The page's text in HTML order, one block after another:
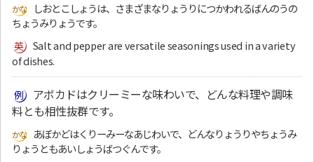
しおとこしょうは、さまざまなりょうりにつかわれるばんのうの
ちょうみりょうです。
Salt and pepper are versatile seasonings used in a variety
of dishes.
アボカドはクリーミーな味わいで、どんな料理や調味
料とも相性抜群です。
あぼかどはくりーみーなあじわいで、どんなりょうりやちょうみ
りょうともあいしょうばつぐんです。